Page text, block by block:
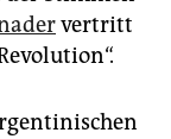
vertritt